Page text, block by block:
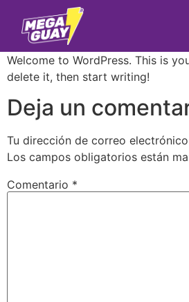
Welcome to WordPress. This is
delete it, then start writing!
Deja un
Tu dirección de correo
Los campos obligatorios están
Comentario *